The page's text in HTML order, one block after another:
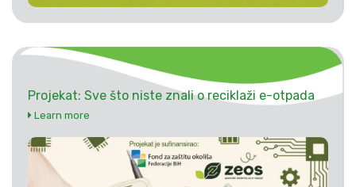
Projekat: Sve što niste znali o reciklaži e-otpada
Learn more